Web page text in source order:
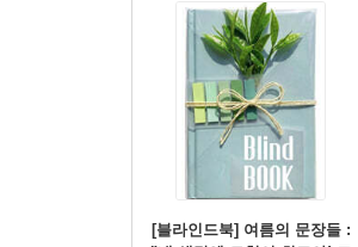
"내 생각엔 모험이 최고야! 그